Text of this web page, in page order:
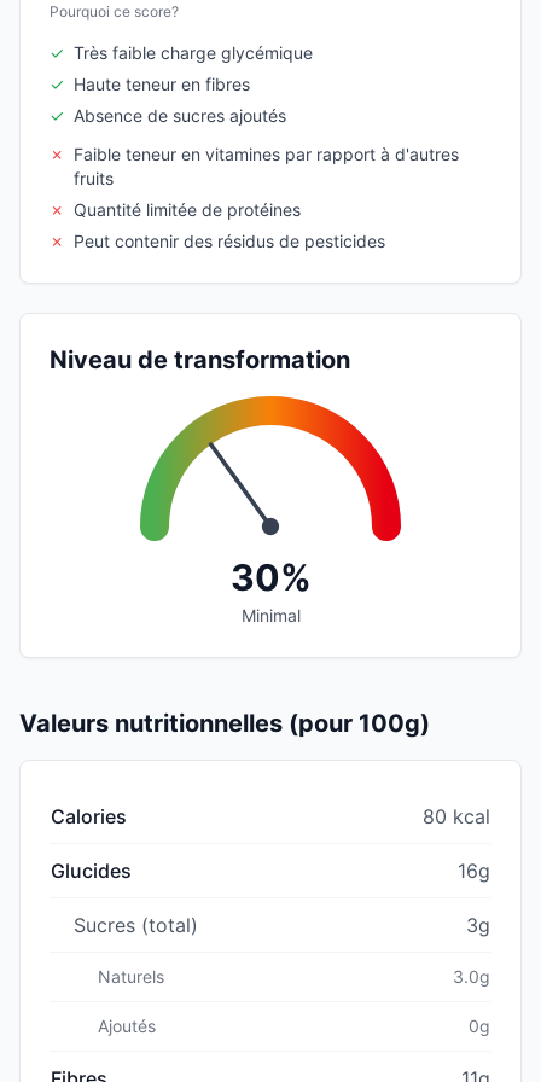
Pourquoi ce score?
✓ Très faible charge glycémique
✓ Haute teneur en fibres
✓ Absence de sucres ajoutés
✗
Faible teneur en vitamines par rapport à d'autres
fruits
✗
Quantité limitée de protéines
✗
Peut contenir des résidus de pesticides
Niveau de transformation
30%
Minimal
Valeurs nutritionnelles (pour 100g)
Calories 80 kcal
Glucides 16g
Sucres (total) 3g
Naturels 3.0g
Ajoutés 0g